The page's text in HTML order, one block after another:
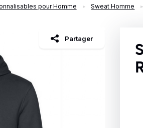
UNIVERS
Santé - Bien-être
Corporate
Sport
pour Homme Sweat Homme
Partager